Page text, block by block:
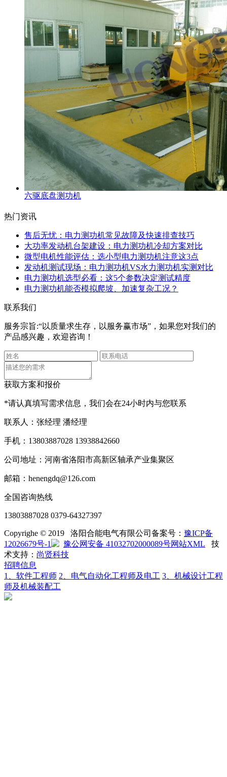
六驱底盘测功机
热门资讯
售后无忧：电力测功机常见故障及快速排查技巧
大功率发动机台架建设：电力测功机冷却方案对比
微型电机性能评估：选小型电力测功机注意这3点
发动机测试现场：电力测功机VS水力测功机实测对比
电力测功机选型必看：这5个参数决定测试精度
电力测功机能否模拟爬坡、加速复杂工况？
联系我们
服务宗旨:“以质量求生存，以服务赢市场”，如果您对我们的
产品感兴趣，欢迎咨询！
获取方案和报价
*请认真填写需求信息，我们会在24小时内与您联系
联系人：张经理 潘经理
手机：13803887028 13938842660
公司地址：河南省洛阳市高新区轴承产业集聚区
邮箱：henengdq@126.com
全国咨询热线
13803887028 0379-64327397
Copyrighe © 2019 洛阳合能电气有限公司 备案号： 豫ICP备
12026679号-1
豫公网安备 41032702000089号网站XML 技
术支持： 尚贤科技
招聘信息
1、软件工程师 2、电气自动化工程师及电工 3、机械设计工程
师及机械装配工